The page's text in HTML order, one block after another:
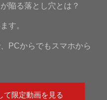
陥る落とし穴とは？
す。
PCからでもスマホから
て限定動画を見る